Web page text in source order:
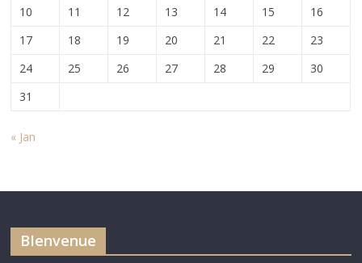
10
11 12 13 14 15
16
17
18 19 20 21 22
23
24
25 26 27 28 29
30
31
« Jan
BIenvenue